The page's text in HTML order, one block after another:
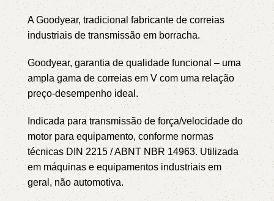
A Goodyear, tradicional fabricante de correias
industriais de transmissão em borracha.
Goodyear, garantia de qualidade funcional – uma
ampla gama de correias em V com uma relação
preço-desempenho ideal.
Indicada para transmissão de força/velocidade do
motor para equipamento, conforme normas
técnicas DIN 2215 / ABNT NBR 14963. Utilizada
em máquinas e equipamentos industriais em
geral, não automotiva.